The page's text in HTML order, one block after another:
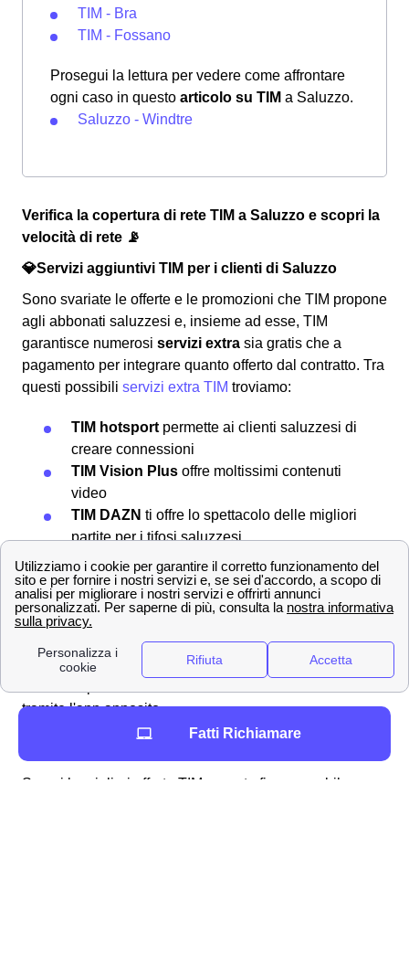
TIM - Bra
TIM - Fossano
Prosegui la lettura per vedere come affrontare
ogni caso in questo articolo su TIM a Saluzzo.
Saluzzo - Windtre
Verifica la copertura di rete TIM a Saluzzo e scopri la
velocità di rete 📡
💎Servizi aggiuntivi TIM per i clienti di Saluzzo
Sono svariate le offerte e le promozioni che TIM propone
agli abbonati saluzzesi e, insieme ad esse, TIM
garantisce numerosi servizi extra sia gratis che a
pagamento per integrare quanto offerto dal contratto. Tra
questi possibili servizi extra TIM troviamo:
TIM hotsport permette ai clienti saluzzesi di
creare connessioni
TIM Vision Plus offre moltissimi contenuti
video
TIM DAZN ti offre lo spettacolo delle migliori
partite per i tifosi saluzzesi
TIM Games
ha oltre 100 giochi disponibili a
5m2 al mese
TIM Musicper ascoltare tutta la tua musica
preferita
Ma ci sono innumerevoli altri prodotti e servizi che potrai
tramite l'app apposito.
Offerte e tariffe TIM a Saluzzo per internet, WiFi e rete
Scopri le migliori offerte TIM per rete fissa e mobile a
Fatti Richiamare